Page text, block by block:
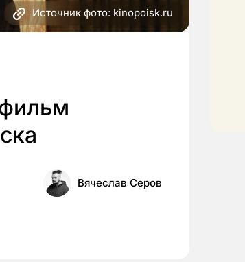
Источник фото: kinopoisk.ru
Вячеслав Серов